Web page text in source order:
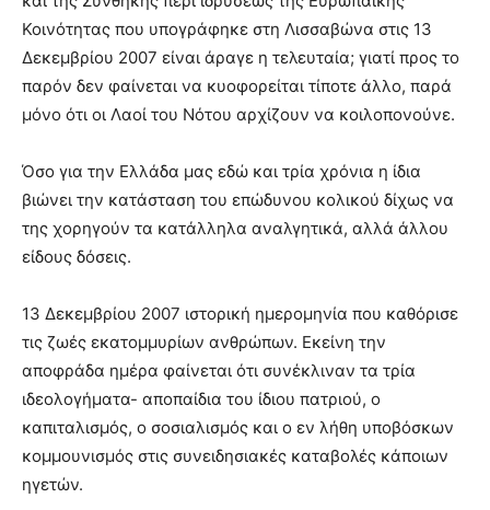
Κοινότητας που υπογράφηκε στη Λισσαβώνα στις 13
Δεκεμβρίου 2007 είναι άραγε η τελευταία; γιατί προς το
παρόν δεν φαίνεται να κυοφορείται τίποτε άλλο, παρά
μόνο ότι οι Λαοί του Νότου αρχίζουν να κοιλοπονούνε.
Όσο για την Ελλάδα μας εδώ και τρία χρόνια η ίδια
βιώνει την κατάσταση του επώδυνου κολικού δίχως να
της χορηγούν τα κατάλληλα αναλγητικά, αλλά άλλου
είδους δόσεις.
13 Δεκεμβρίου 2007 ιστορική ημερομηνία που καθόρισε
τις ζωές εκατομμυρίων ανθρώπων. Εκείνη την
αποφράδα ημέρα φαίνεται ότι συνέκλιναν τα τρία
ιδεολογήματα- αποπαίδια του ίδιου πατριού, ο
καπιταλισμός, ο σοσιαλισμός και ο εν λήθη υποβόσκων
κομμουνισμός στις συνειδησιακές καταβολές κάποιων
ηγετών.